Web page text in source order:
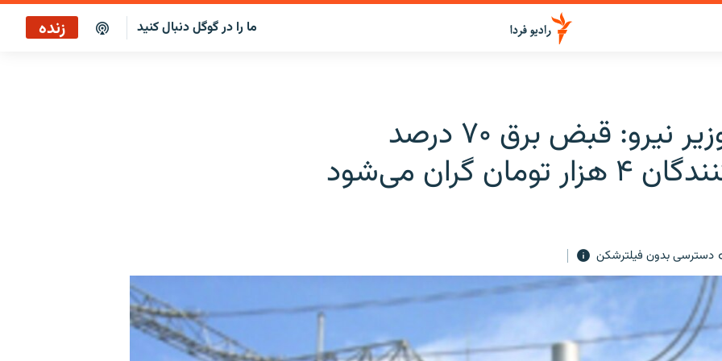
ما را در گوگل دنبال کنید زنده
معاون وزیر نیرو: قبض برق ۷۰ درصد
گران می‌شود
دسترسی بدون فیلترشکن